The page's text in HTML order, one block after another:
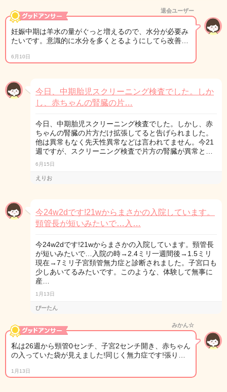
退会ユーザー
妊娠中期は羊水の量がぐっと増えるので、水分が必要み
たいです。意識的に水分を多くとるようにしてら改善…
6月10日
今日、中期胎児スクリーニング検査でした。しか
し、赤ちゃんの腎臓の片…
今日、中期胎児スクリーニング検査でした。しかし、赤
ちゃんの腎臓の片方だけ拡張してると告げられました。
他は異常もなく先天性異常などは言われてません。今21
週ですが、スクリーニング検査で片方の腎臓が異常と…
6月15日
えりお
今24w2dです!21wからまさかの入院しています。
頸管長が短いみたいで…入…
今24w2dです!21wからまさかの入院しています。頸管長
が短いみたいで…入院の時→2.4ミリ一週間後→1.5ミリ
現在→7ミリ子宮頚管無力症と診断されました。子宮口も
少しあいてるみたいです。このような、体験して無事に
産…
1月13日
ぴーたん
みかん☆
私は26週から頸管0センチ、子宮2センチ開き、赤ちゃん
の入っていた袋が見えました!同じく無力症です!張り…
1月13日